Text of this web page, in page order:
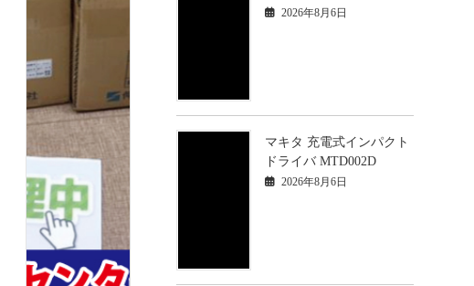
2026年8月6日
マキタ 充電式インパクト
ドライバ MTD002D
2026年8月6日